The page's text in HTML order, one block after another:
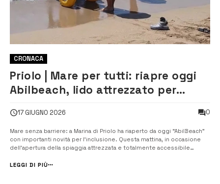
CRONACA
Priolo | Mare per tutti: riapre oggi
Abilbeach, lido attrezzato per
17 GIUGNO 2026 0
Mare senza barriere: a Marina di Priolo ha riaperto da oggi “AbilBeach”
con importanti novità per l’inclusione. Questa mattina, in occasione
dell’apertura della spiaggia attrezzata e totalmente accessibile
presenti il sindaco Pippo Gianni, il vicesindaco Alessandro Bi...
LEGGI DI PIÙ